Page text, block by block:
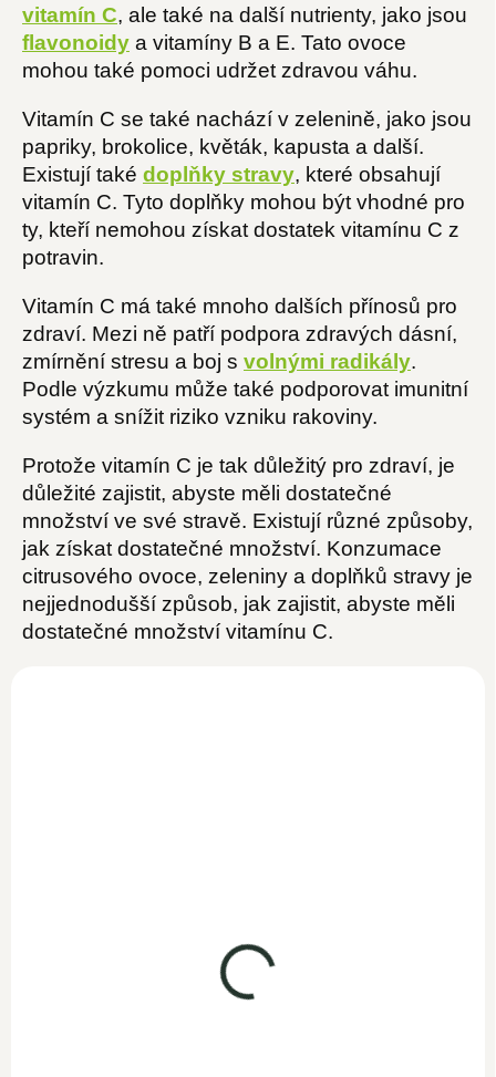
vitamín C, ale také na další nutrienty, jako jsou
flavonoidy a vitamíny B a E. Tato ovoce
mohou také pomoci udržet zdravou váhu.
Vitamín C se také nachází v zelenině, jako jsou
papriky, brokolice, květák, kapusta a další.
Existují také doplňky stravy, které obsahují
vitamín C. Tyto doplňky mohou být vhodné pro
ty, kteří nemohou získat dostatek vitamínu C z
potravin.
Vitamín C má také mnoho dalších přínosů pro
zdraví. Mezi ně patří podpora zdravých dásní,
zmírnění stresu a boj s volnými radikály.
Podle výzkumu může také podporovat imunitní
systém a snížit riziko vzniku rakoviny.
Protože vitamín C je tak důležitý pro zdraví, je
důležité zajistit, abyste měli dostatečné
množství ve své stravě. Existují různé způsoby,
jak získat dostatečné množství. Konzumace
citrusového ovoce, zeleniny a doplňků stravy je
nejjednodušší způsob, jak zajistit, abyste měli
dostatečné množství vitamínu C.